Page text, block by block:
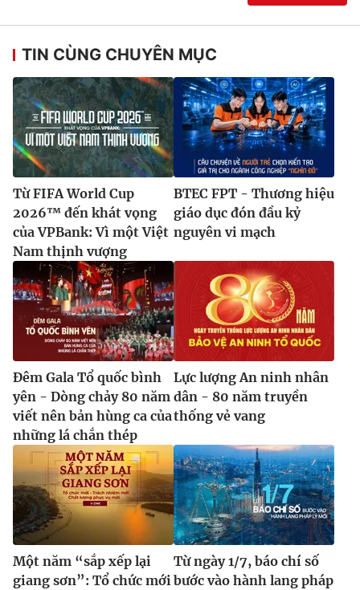
TIN CÙNG CHUYÊN MỤC
Từ FIFA World Cup
2026™ đến khát vọng
của VPBank: Vì một Việt
Nam thịnh vượng
BTEC FPT - Thương hiệu
giáo dục đón đầu kỷ
nguyên vi mạch
Đêm Gala Tổ quốc bình
yên - Dòng chảy 80 năm
viết nên bản hùng ca của
những lá chắn thép
Lực lượng An ninh nhân
dân - 80 năm truyền
thống vẻ vang
Một năm “sắp xếp lại
giang sơn”: Tổ chức mới
Từ ngày 1/7, báo chí số
bước vào hành lang pháp